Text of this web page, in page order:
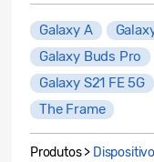
Galaxy A
Galaxy Buds Pro
Galaxy S21 FE 5G
The Frame
Produtos >